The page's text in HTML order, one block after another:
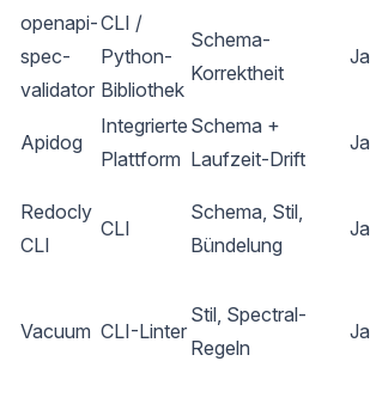
openapi-
spec-
validator
CLI /
Python-
Bibliothek
Schema-
Korrektheit
Ja
Apidog
Integrierte
Plattform
Schema +
Laufzeit-Drift
Ja
Redocly
CLI
CLI
Schema, Stil,
Bündelung
Ja
Vacuum CLI-Linter
Stil, Spectral-
Regeln
Ja